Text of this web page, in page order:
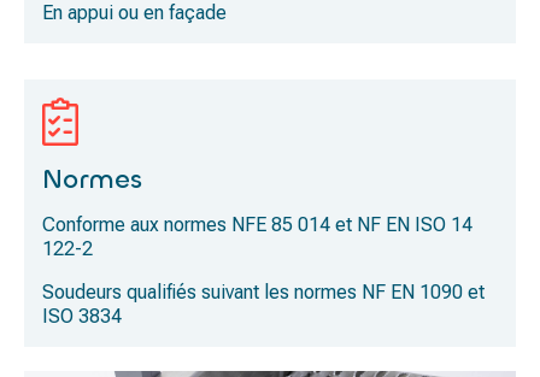
En appui ou en façade
Normes
Conforme aux normes NFE 85 014 et NF EN ISO 14
122-2
Soudeurs qualifiés suivant les normes NF EN 1090 et
ISO 3834